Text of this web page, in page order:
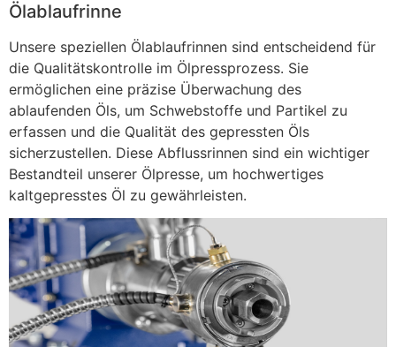
Ölablaufrinne
Unsere speziellen Ölablaufrinnen sind entscheidend für
die Qualitätskontrolle im Ölpressprozess. Sie
ermöglichen eine präzise Überwachung des
ablaufenden Öls, um Schwebstoffe und Partikel zu
erfassen und die Qualität des gepressten Öls
sicherzustellen. Diese Abflussrinnen sind ein wichtiger
Bestandteil unserer Ölpresse, um hochwertiges
kaltgepresstes Öl zu gewährleisten.